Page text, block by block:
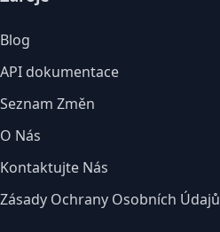
Blog
API dokumentace
Seznam Změn
O Nás
Kontaktujte Nás
Zásady Ochrany Osobních Údajů